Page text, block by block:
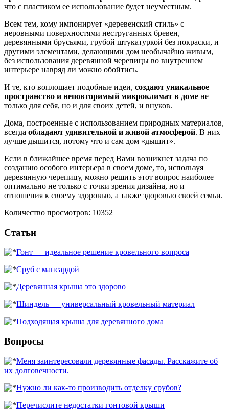
что с пластиком ее использование будет неуместным.
Всем тем, кому импонирует «деревенский стиль» с
неровными поверхностями неструганных бревен,
деревянными брусьями, грубой штукатуркой без покраски, и
другими элементами, делающими дом необычайно живым,
без использования деревянной черепицы во внутреннем
интерьере навряд ли можно обойтись.
И те, кто воплощает подобные идеи, создают уникальное
пространство и неповторимый микроклимат в доме не
только для себя, но и для своих детей, и внуков.
Дома, построенные с использованием природных материалов,
всегда обладают удивительной и живой атмосферой. В них
лучше дышится, потому что и сам дом «дышит».
Если в ближайшее время перед Вами возникнет задача по
созданию особого интерьера в своем доме, то, используя
деревянную черепицу, можно решить этот вопрос наиболее
оптимально не только с точки зрения дизайна, но и
отношения к своему здоровью, а также здоровью своей семьи.
Количество просмотров: 10352
Статьи
Гонт — идеальное решение кровельного вопроса
Сруб с мансардой
Деревянная крыша это здорово
Шиндель — универсальный кровельный материал
Подходящая крыша для деревянного дома
Вопросы
Меня заинтересовали деревянные фасады. Расскажите об
их долговечности.
Нужно ли как-то производить отделку срубов?
Перечислите недостатки гонтовой крыши